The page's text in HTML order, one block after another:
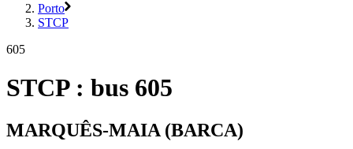
Porto
STCP
605
STCP : bus 605
MARQUÊS-MAIA (BARCA)